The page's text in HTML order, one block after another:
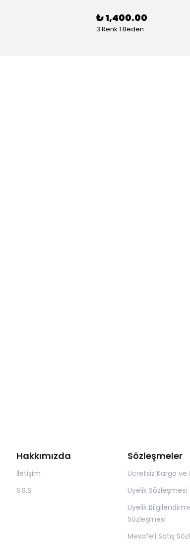
₺ 1,400.00
3 Renk 1 Beden
Hakkımızda
İletişim
S.S.S
Sözleşmeler
Ücretsiz Kargo ve
Üyelik Sözleşmesi
Üyelik
Sözleşmesi
Mesafeli Satış